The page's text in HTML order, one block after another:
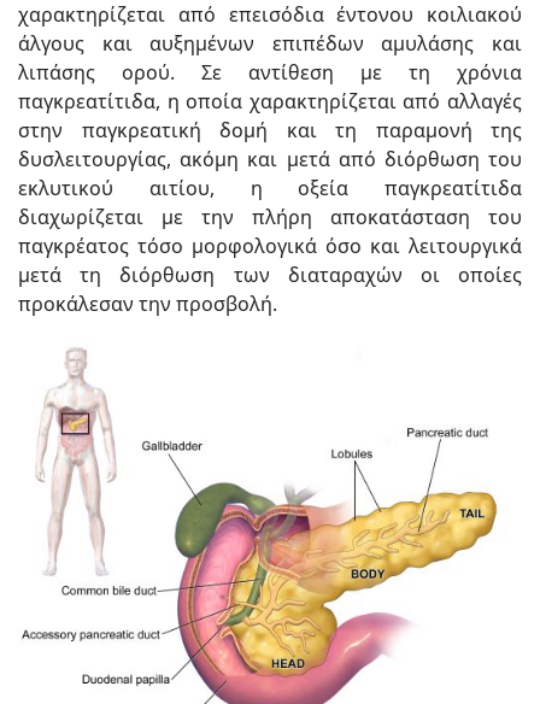
χαρακτηρίζεται από επεισόδια έντονου κοιλιακού
άλγους και αυξημένων επιπέδων αμυλάσης και
λιπάσης ορού. Σε αντίθεση με τη χρόνια
παγκρεατίτιδα, η οποία χαρακτηρίζεται από αλλαγές
στην παγκρεατική δομή και τη παραμονή της
δυσλειτουργίας, ακόμη και μετά από διόρθωση του
εκλυτικού αιτίου, η οξεία παγκρεατίτιδα
διαχωρίζεται με την πλήρη αποκατάσταση του
παγκρέατος τόσο μορφολογικά όσο και λειτουργικά
μετά τη διόρθωση των διαταραχών οι οποίες
προκάλεσαν την προσβολή.